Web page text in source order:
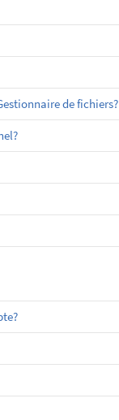
de fichiers?